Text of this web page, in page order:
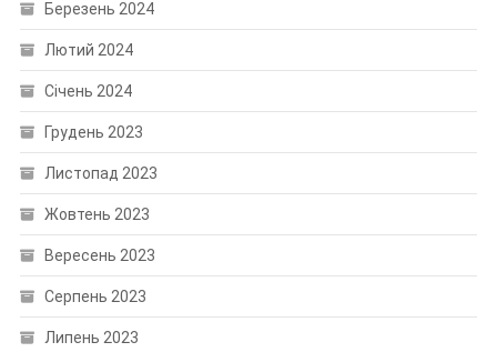
Березень 2024
Лютий 2024
Січень 2024
Грудень 2023
Листопад 2023
Жовтень 2023
Вересень 2023
Серпень 2023
Липень 2023